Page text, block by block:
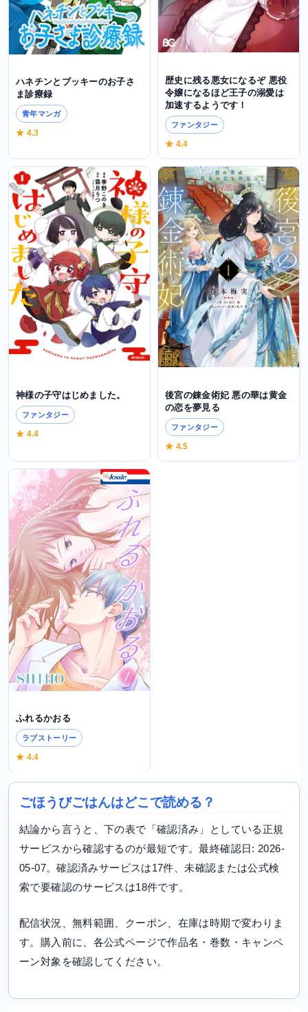
ハネチンとブッキーのお子さ
ま診療録
青年マンガ
★ 4.3
歴史に残る悪女になるぞ 悪役
令嬢になるほど王子の溺愛は
加速するようです！
ファンタジー
★ 4.4
神様の子守はじめました。
ファンタジー
★ 4.4
後宮の錬金術妃 悪の華は黄金
の恋を夢見る
ファンタジー
★ 4.5
ふれるかおる
ラブストーリー
★ 4.4
ごほうびごはんはどこで読める？
結論から言うと、下の表で「確認済み」としている正規
サービスから確認するのが最短です。最終確認日: 2026-
05-07。確認済みサービスは17件、未確認または公式検
索で要確認のサービスは18件です。
配信状況、無料範囲、クーポン、在庫は時期で変わりま
す。購入前に、各公式ページで作品名・巻数・キャンペ
ーン対象を確認してください。